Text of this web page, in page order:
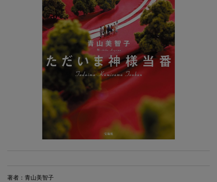
著者：青山美智子